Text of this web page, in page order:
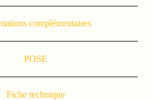
complémentaires
POSE
Fiche technique